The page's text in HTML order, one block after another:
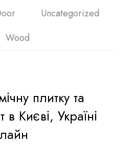
Uncategorized
Wood
плитку та
в Києві, Україні